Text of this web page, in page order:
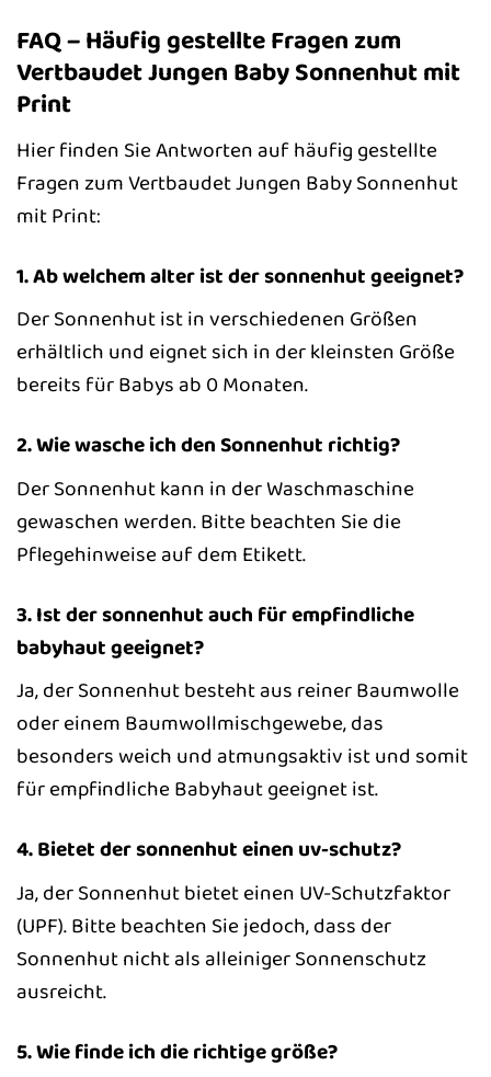
FAQ – Häufig gestellte Fragen zum
Vertbaudet Jungen Baby Sonnenhut mit
Print
Hier finden Sie Antworten auf häufig gestellte
Fragen zum Vertbaudet Jungen Baby Sonnenhut
mit Print:
1. Ab welchem alter ist der sonnenhut geeignet?
Der Sonnenhut ist in verschiedenen Größen
erhältlich und eignet sich in der kleinsten Größe
bereits für Babys ab 0 Monaten.
2. Wie wasche ich den Sonnenhut richtig?
Der Sonnenhut kann in der Waschmaschine
gewaschen werden. Bitte beachten Sie die
Pflegehinweise auf dem Etikett.
3. Ist der sonnenhut auch für empfindliche
babyhaut geeignet?
Ja, der Sonnenhut besteht aus reiner Baumwolle
oder einem Baumwollmischgewebe, das
besonders weich und atmungsaktiv ist und somit
für empfindliche Babyhaut geeignet ist.
4. Bietet der sonnenhut einen uv-schutz?
Ja, der Sonnenhut bietet einen UV-Schutzfaktor
(UPF). Bitte beachten Sie jedoch, dass der
Sonnenhut nicht als alleiniger Sonnenschutz
ausreicht.
5. Wie finde ich die richtige größe?